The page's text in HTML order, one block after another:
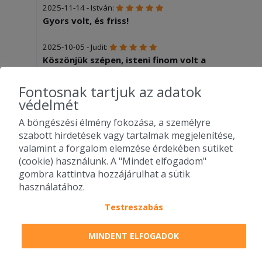
2025-11-14 - István:
Gyors volt, és friss!
2025-10-05 - Judit:
Köszönjük szépen, isteni finom volt a
már ennyire finomat és ízleteset, és
valóban nagy adag volt. A hasáb is
sózott volt, ami manapság ritka.
2025-06-25 - Margit:
Kivàlo pizza. Kicsit a kiszállítás lehetne
gyorsabb de még belefér...
További éttermek - Telki
- Telki
Trafik Burger
Budakeszi -
Telki
Fontosnak tartjuk az adatok
védelmét
A böngészési élmény fokozása, a személyre
szabott hirdetések vagy tartalmak megjelenítése,
valamint a forgalom elemzése érdekében sütiket
(cookie) használunk. A "Mindet elfogadom"
gombra kattintva hozzájárulhat a sütik
használatához.
Testreszabás
MINDENT ELFOGADOK